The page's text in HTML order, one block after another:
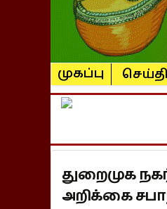
முகப்பு
துறைமுக
அறிக்கை